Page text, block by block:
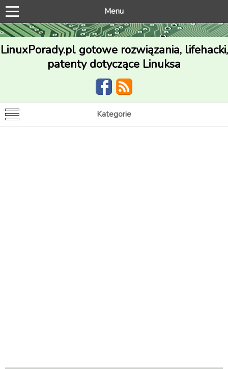
Menu
LinuxPorady.pl gotowe rozwiązania, lifehacki,
patenty dotyczące Linuksa
Kategorie